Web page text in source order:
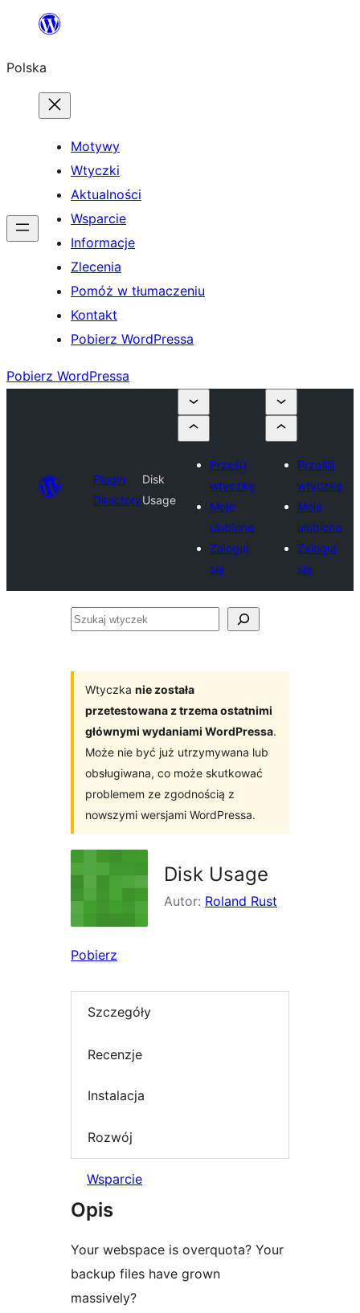
Przejdź
treści
Polska
Motywy
Wtyczki
Aktualności
Wsparcie
Informacje
Zlecenia
Pomóż w tłumaczeniu
Kontakt
Pobierz WordPressa
Pobierz WordPressa
Plugin
Directory
Disk
Usage
Prześlij
wtyczkę
Moje
ulubione
Zaloguj
się
Prześlij
wtyczkę
Moje
ulubione
Zaloguj
się
Szukaj
Wtyczka nie została
przetestowana z trzema ostatnimi
głównymi wydaniami WordPressa.
Może nie być już utrzymywana lub
obsługiwana, co może skutkować
problemem ze zgodnością z
nowszymi wersjami WordPressa.
Disk Usage
Autor: Roland Rust
Pobierz
Szczegóły
Recenzje
Instalacja
Rozwój
Wsparcie
Opis
Your webspace is overquota? Your
backup files have grown
massively?